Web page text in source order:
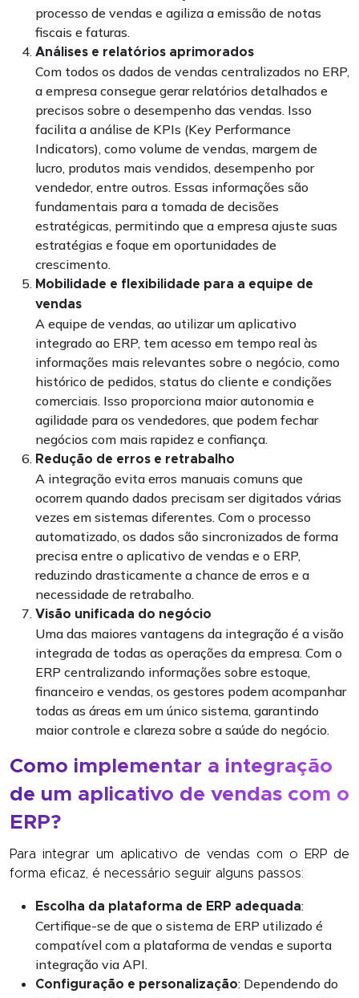
processo de vendas e agiliza a emissão de notas
fiscais e faturas.
Análises e relatórios aprimorados
Com todos os dados de vendas centralizados no ERP,
a empresa consegue gerar relatórios detalhados e
precisos sobre o desempenho das vendas. Isso
facilita a análise de KPIs (Key Performance
Indicators), como volume de vendas, margem de
lucro, produtos mais vendidos, desempenho por
vendedor, entre outros. Essas informações são
fundamentais para a tomada de decisões
estratégicas, permitindo que a empresa ajuste suas
estratégias e foque em oportunidades de
crescimento.
Mobilidade e flexibilidade para a equipe de
vendas
A equipe de vendas, ao utilizar um aplicativo
integrado ao ERP, tem acesso em tempo real às
informações mais relevantes sobre o negócio, como
histórico de pedidos, status do cliente e condições
comerciais. Isso proporciona maior autonomia e
agilidade para os vendedores, que podem fechar
negócios com mais rapidez e confiança.
Redução de erros e retrabalho
A integração evita erros manuais comuns que
ocorrem quando dados precisam ser digitados várias
vezes em sistemas diferentes. Com o processo
automatizado, os dados são sincronizados de forma
precisa entre o aplicativo de vendas e o ERP,
reduzindo drasticamente a chance de erros e a
necessidade de retrabalho.
Visão unificada do negócio
Uma das maiores vantagens da integração é a visão
integrada de todas as operações da empresa. Com o
ERP centralizando informações sobre estoque,
financeiro e vendas, os gestores podem acompanhar
todas as áreas em um único sistema, garantindo
maior controle e clareza sobre a saúde do negócio.
Como implementar a integração
de um aplicativo de vendas com o
ERP?
Para integrar um aplicativo de vendas com o ERP de
forma eficaz, é necessário seguir alguns passos:
Escolha da plataforma de ERP adequada:
Certifique-se de que o sistema de ERP utilizado é
compatível com a plataforma de vendas e suporta
integração via API.
Configuração e personalização: Dependendo do